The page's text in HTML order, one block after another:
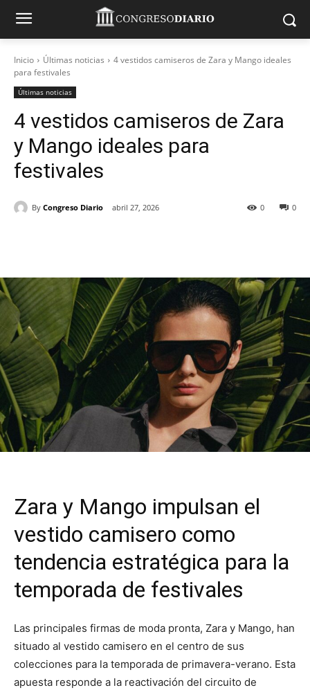
Inicio Últimas noticias
4 vestidos camiseros de Zara y Mango ideales
para festivales
Últimas noticias
4 vestidos camiseros de Zara
y Mango ideales para
festivales
By Congreso Diario abril 27, 2026 0
0
Zara y Mango impulsan el
vestido camisero como
tendencia estratégica para la
temporada de festivales
Las principales firmas de moda pronta, Zara y Mango, han
situado al vestido camisero en el centro de sus
colecciones para la temporada de primavera-verano. Esta
apuesta responde a la reactivación del circuito de